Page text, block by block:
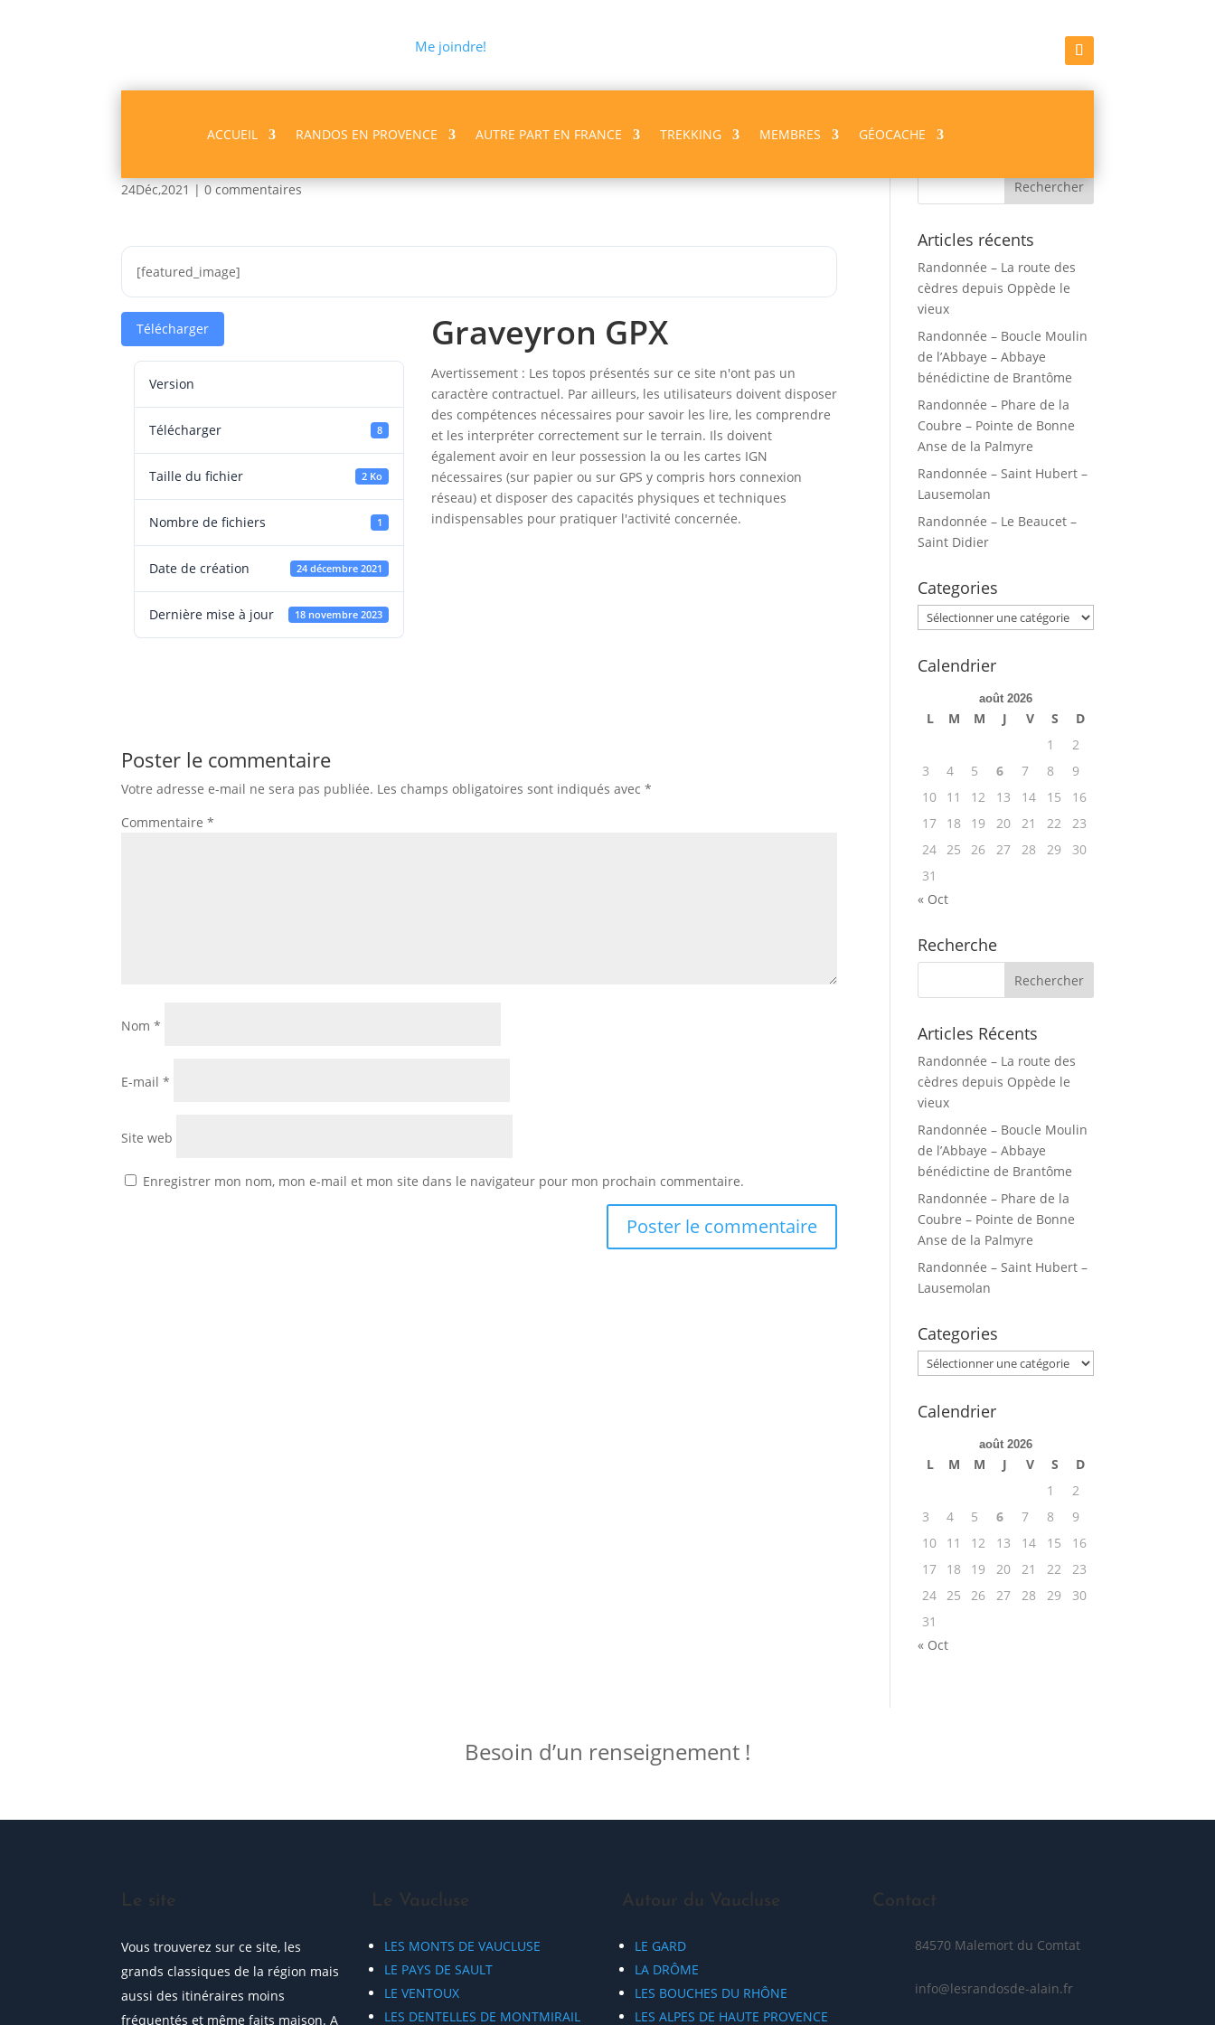
Me joindre!
ACCUEIL RANDOS EN PROVENCE AUTRE PART EN FRANCE TREKKING MEMBRES GÉOCACHE
24Déc,2021|0 commentaires
[featured_image]
Télécharger
Version
Télécharger 8
Taille du fichier 2 Ko
Nombre de fichiers 1
Date de création 24 décembre 2021
Dernière mise à jour 18 novembre 2023
Graveyron GPX
Avertissement : Les topos présentés sur ce site n'ont pas un
caractère contractuel. Par ailleurs, les utilisateurs doivent disposer
des compétences nécessaires pour savoir les lire, les comprendre
et les interpréter correctement sur le terrain. Ils doivent
également avoir en leur possession la ou les cartes IGN
nécessaires (sur papier ou sur GPS y compris hors connexion
réseau) et disposer des capacités physiques et techniques
indispensables pour pratiquer l'activité concernée.
Poster le commentaire
Votre adresse e-mail ne sera pas publiée. Les champs obligatoires sont indiqués avec*
Commentaire*
Nom*
E-mail*
Site web
Enregistrer mon nom, mon e-mail et mon site dans le navigateur pour mon prochain commentaire.
Articles récents
Randonnée – La route des
cèdres depuis Oppède le
vieux
Randonnée – Boucle Moulin
de l’Abbaye – Abbaye
bénédictine de Brantôme
Randonnée – Phare de la
Coubre – Pointe de Bonne
Anse de la Palmyre
Randonnée – Saint Hubert –
Lausemolan
Randonnée – Le Beaucet –
Saint Didier
Categories
Categories
Calendrier
août 2026
L M M J V S
D
1
2
3
4 5 6 7 8
9
10
11 12 13 14 15
16
17
18 19 20 21 22
23
24 25 26 27 28 29
30
31
« Oct
Recherche
Articles Récents
Randonnée – La route des
cèdres depuis Oppède le
vieux
Randonnée – Boucle Moulin
de l’Abbaye – Abbaye
bénédictine de Brantôme
Randonnée – Phare de la
Coubre – Pointe de Bonne
Anse de la Palmyre
Randonnée – Saint Hubert –
Lausemolan
Categories
Categories
Calendrier
août 2026
L M M J V S
D
1
2
3
4 5 6 7 8
9
10
11 12 13 14 15
16
17
18 19 20 21 22
23
24 25 26 27 28 29
30
31
« Oct
Besoin d’un renseignement !
Le site
Vous trouverez sur ce site, les
grands classiques de la région mais
aussi des itinéraires moins
fréquentés et même faits maison. A
Le Vaucluse
LES MONTS DE VAUCLUSE
LE PAYS DE SAULT
LE VENTOUX
LES DENTELLES DE MONTMIRAIL
Autour du Vaucluse
LE GARD
LA DRÔME
LES BOUCHES DU RHÔNE
LES ALPES DE HAUTE PROVENCE
Contact
84570 Malemort du Comtat
info@lesrandosde-alain.fr